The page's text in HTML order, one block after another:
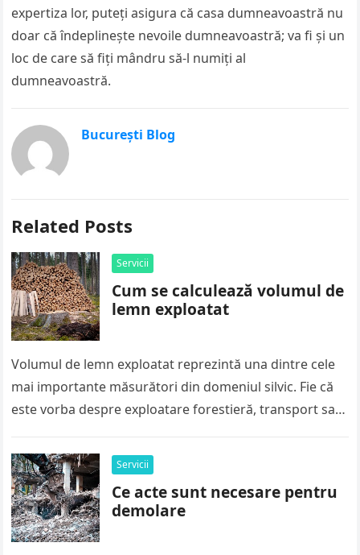
expertiza lor, puteți asigura că casa dumneavoastră nu
doar că îndeplinește nevoile dumneavoastră; va fi și un
loc de care să fiți mândru să-l numiți al
dumneavoastră.
București Blog
Related Posts
Servicii
Cum se calculează volumul de
lemn exploatat
Volumul de lemn exploatat reprezintă una dintre cele
mai importante măsurători din domeniul silvic. Fie că
este vorba despre exploatare forestieră, transport sau
Servicii
Ce acte sunt necesare pentru
demolare